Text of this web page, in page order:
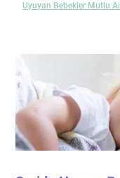
Uyuyan Bebekler Mutlu